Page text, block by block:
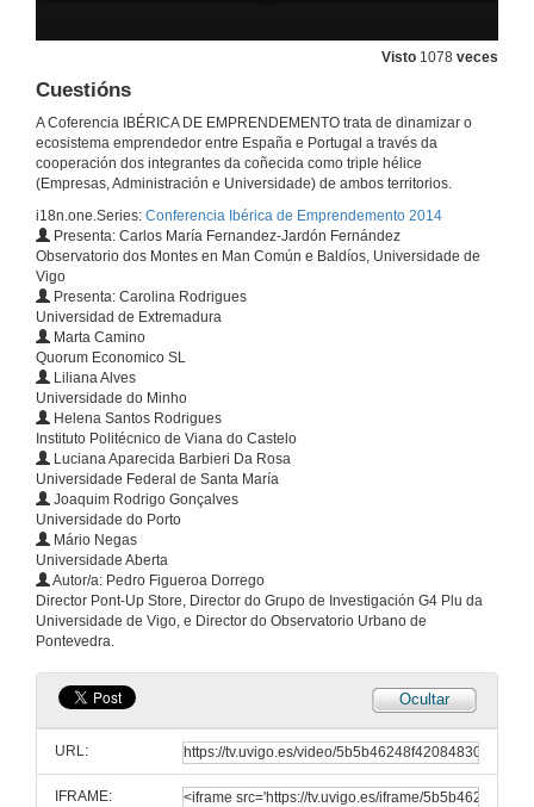
Visto 1078 veces
Cuestións
A Coferencia IBÉRICA DE EMPRENDEMENTO trata de dinamizar o
ecosistema emprendedor entre España e Portugal a través da
cooperación dos integrantes da coñecida como triple hélice
(Empresas, Administración e Universidade) de ambos territorios.
i18n.one.Series: Conferencia Ibérica de Emprendemento 2014
Presenta: Carlos María Fernandez-Jardón Fernández
Observatorio dos Montes en Man Común e Baldíos, Universidade de
Vigo
Presenta: Carolina Rodrigues
Universidad de Extremadura
Marta Camino
Quorum Economico SL
Liliana Alves
Universidade do Minho
Helena Santos Rodrigues
Instituto Politécnico de Viana do Castelo
Luciana Aparecida Barbieri Da Rosa
Universidade Federal de Santa María
Joaquim Rodrigo Gonçalves
Universidade do Porto
Mário Negas
Universidade Aberta
Autor/a: Pedro Figueroa Dorrego
Director Pont-Up Store, Director do Grupo de Investigación G4 Plu da
Universidade de Vigo, e Director do Observatorio Urbano de
Pontevedra.
Ocultar
URL:
IFRAME:
24 de out. de 2014
24 de out. de 2014
24 de out. de 2014
O uso das ferramentas de captação de conhecimento tácito na área da distribuição postal: um estudo de caso
Transferência de Patentes para Spin-offs Universitárias: estudo de casos no norte de Portugal
24 de out. de 2014